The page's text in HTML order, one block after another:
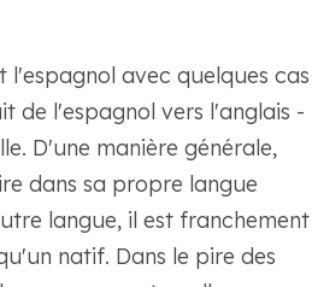
avec quelques cas
de l'espagnol vers l'anglais -
D'une manière générale,
dans sa propre langue
langue, il est franchement
natif. Dans le pire des